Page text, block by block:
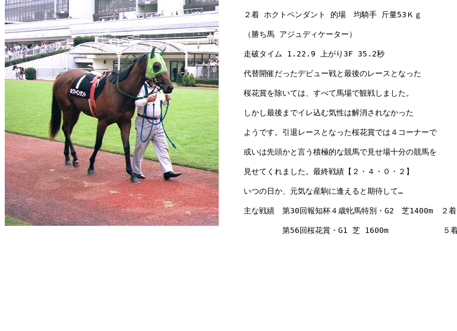
２着 ホクトペンダント 的場　均騎手 斤量53Ｋｇ
（勝ち馬 アジュディケーター）
走破タイム 1.22.9 上がり3F 35.2秒
代替開催だったデビュー戦と最後のレースとなった
桜花賞を除いては、すべて馬場で観戦しました。
しかし最後までイレ込む気性は解消されなかった
ようです。引退レースとなった桜花賞では４コーナーで
或いは先頭かと言う積極的な競馬で見せ場十分の競馬を
見せてくれました。最終戦績【２・４・０・２】
いつの日か、元気な産駒に逢えると期待して…
主な戦績　第30回報知杯４歳牝馬特別・G2　芝1400m　２着